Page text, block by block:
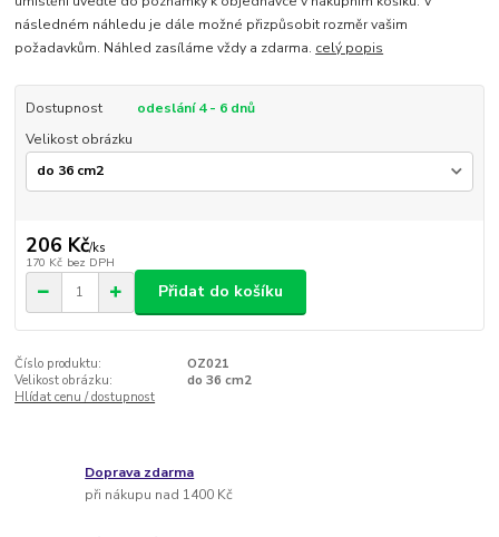
následném náhledu je dále možné přizpůsobit rozměr vašim
požadavkům. Náhled zasíláme vždy a zdarma. celý popis
Dostupnost
odeslání 4 - 6 dnů
Velikost obrázku
206 Kč/ks
170 Kč bez DPH
Přidat do košíku
Číslo produktu:
OZ021
Velikost obrázku:
do 36 cm2
Hlídat cenu / dostupnost
Doprava zdarma
při nákupu nad 1400 Kč